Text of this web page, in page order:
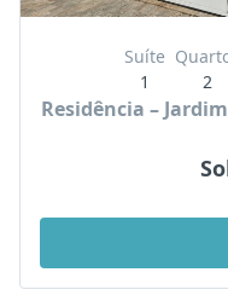
Suíte
1
2
Residência –